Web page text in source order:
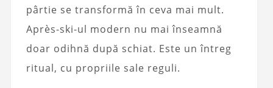
pârtie se transformă în ceva mai mult.
Après-ski-ul modern nu mai înseamnă
doar odihnă după schiat. Este un întreg
ritual, cu propriile sale reguli.